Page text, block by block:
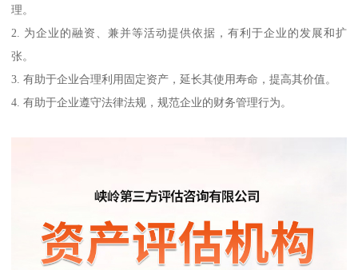
理。
2. 为企业的融资、兼并等活动提供依据，有利于企业的发展和扩
张。
3. 有助于企业合理利用固定资产，延长其使用寿命，提高其价值。
4. 有助于企业遵守法律法规，规范企业的财务管理行为。